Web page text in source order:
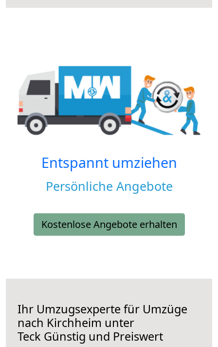
Entspannt umziehen
Persönliche Angebote
Kostenlose Angebote erhalten
Ihr Umzugsexperte für Umzüge
nach Kirchheim unter
Teck Günstig und Preiswert